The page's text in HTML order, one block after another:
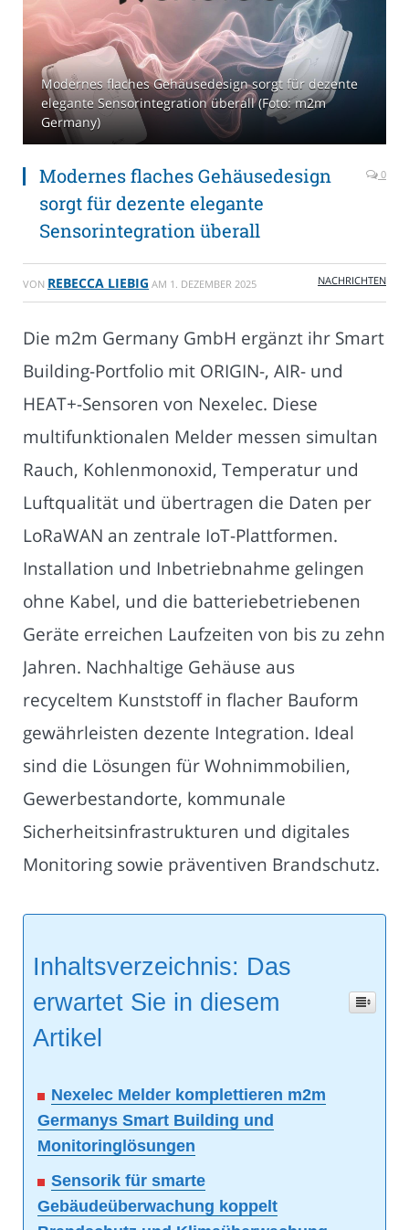
Modernes flaches Gehäusedesign sorgt für dezente
elegante Sensorintegration überall (Foto: m2m
Germany)
Modernes flaches Gehäusedesign
sorgt für dezente elegante
Sensorintegration überall
0
VON REBECCA LIEBIG AM 1. DEZEMBER 2025 NACHRICHTEN
Die m2m Germany GmbH ergänzt ihr Smart
Building-Portfolio mit ORIGIN-, AIR- und
HEAT+-Sensoren von Nexelec. Diese
multifunktionalen Melder messen simultan
Rauch, Kohlenmonoxid, Temperatur und
Luftqualität und übertragen die Daten per
LoRaWAN an zentrale IoT-Plattformen.
Installation und Inbetriebnahme gelingen
ohne Kabel, und die batteriebetriebenen
Geräte erreichen Laufzeiten von bis zu zehn
Jahren. Nachhaltige Gehäuse aus
recyceltem Kunststoff in flacher Bauform
gewährleisten dezente Integration. Ideal
sind die Lösungen für Wohnimmobilien,
Gewerbestandorte, kommunale
Sicherheitsinfrastrukturen und digitales
Monitoring sowie präventiven Brandschutz.
Inhaltsverzeichnis: Das
erwartet Sie in diesem
Artikel
Nexelec Melder komplettieren m2m
Germanys Smart Building und
Monitoringlösungen
Sensorik für smarte
Gebäudeüberwachung koppelt